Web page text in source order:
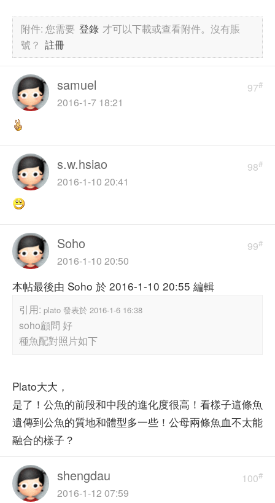
附件:您需要 登錄 才可以下載或查看附件。沒有賬
號？ 註冊
97#
samuel
2016-1-7 18:21
98#
s.w.hsiao
2016-1-10 20:41
99#
Soho
2016-1-10 20:50
本帖最後由 Soho 於 2016-1-10 20:55 編輯
引用: plato 發表於 2016-1-6 16:38
soho顧問 好
種魚配對照片如下
Plato大大，
是了！公魚的前段和中段的進化度很高！看樣子這條魚
遺傳到公魚的質地和體型多一些！公母兩條魚血不太能
融合的樣子？
100#
shengdau
2016-1-12 07:59